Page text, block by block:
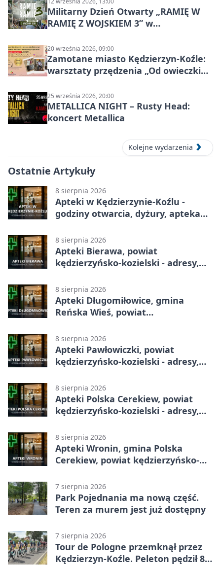
Militarny Dzień Otwarty „RAMIĘ W
RAMIĘ Z WOJSKIEM 3” w
20 września 2026, 09:00
Zamotane miasto Kędzierzyn-Koźle:
warsztaty przędzenia „Od owieczki
25 września 2026, 20:00
METALLICA NIGHT – Rusty Head:
koncert Metallica
Kolejne wydarzenia
Ostatnie Artykuły
8 sierpnia 2026
Apteki w Kędzierzynie-Koźlu -
godziny otwarcia, dyżury, apteka
8 sierpnia 2026
Apteki Bierawa, powiat
kędzierzyńsko-kozielski - adresy,
8 sierpnia 2026
Apteki Długomiłowice, gmina
Reńska Wieś, powiat
telefony, godziny otwarcia
8 sierpnia 2026
Apteki Pawłowiczki, powiat
kędzierzyńsko-kozielski - adresy,
8 sierpnia 2026
Apteki Polska Cerekiew, powiat
kędzierzyńsko-kozielski - adresy,
8 sierpnia 2026
Apteki Wronin, gmina Polska
Cerekiew, powiat kędzierzyńsko-
otwarcia
7 sierpnia 2026
Park Pojednania ma nową część.
Teren za murem jest już dostępny
7 sierpnia 2026
Tour de Pologne przemknął przez
Kędzierzyn-Koźle. Peleton pędził 80